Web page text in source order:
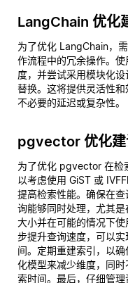
LangChain 优化
为了优化 LangChain，
作流程中的冗余操作。
度，并尝试采用模块化
替换。这将提供灵活性
不必要的延迟或复杂性。
pgvector 优化建
为了优化 pgvector 在检
以考虑使用 GiST 或
提高检索性能。确保在
询能够同时处理，尤其
大小并在可能的情况下
步提升查询速度，可以
间。定期重建索引，以
化模型来减少维度，同
索时间。最后，仔细管